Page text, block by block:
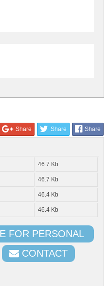
Share Share Share
46.7 Kb
46.7 Kb
46.4 Kb
46.4 Kb
FOR PERSONAL
CONTACT